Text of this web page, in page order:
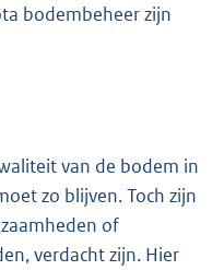
bodembeheer zijn
van de bodem in
zo blijven. Toch zijn
of
verdacht zijn. Hier